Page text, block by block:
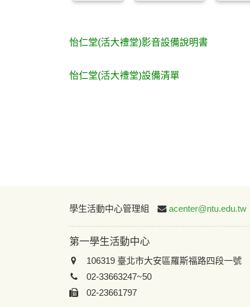
怡仁堂(活大禮堂)影音設備說明書
怡仁堂(活大禮堂)設備清單
學生活動中心管理組 acenter@ntu.edu.tw
第一學生活動中心
106319 臺北市大安區羅斯福路四段一號
02-33663247~50
02-23661797